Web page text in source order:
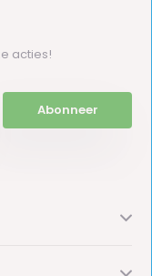
acties!
Abonneer